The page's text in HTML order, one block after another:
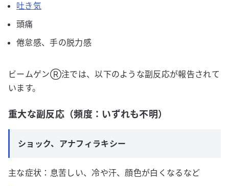
吐き気
頭痛
倦怠感、手の脱力感
ビームゲンⓇ注では、以下のような副反応が報告されて
います。
重大な副反応（頻度：いずれも不明）
ショック、アナフィラキシー
主な症状：息苦しい、冷や汗、顔色が白くなるなど